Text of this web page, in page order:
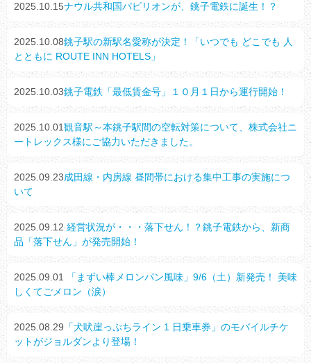
2025.10.15ナウル共和国パビリオンが、銚子電鉄に誕生！？
2025.10.08銚子駅の新駅名愛称が決定！「いつでも どこでも 人
とともに ROUTE INN HOTELS」
2025.10.03銚子電鉄「最低賃金号」１０月１日から運行開始！
2025.10.01観音駅～本銚子駅間の空転対策について、株式会社ニ
ートレックス様にご協力いただきました。
2025.09.23成田線・内房線 昼間帯における集中工事の実施につ
いて
2025.09.12 経営状況が・・・落下せん！？銚子電鉄から、新商
品「落下せん」が発売開始！
2025.09.01 「まずい棒メロンパン風味」9/6（土）新発売！ 美味
しくてごメロン（涙）
2025.08.29 「犬吠崖っぷちライン 1 日乗車券」のモバイルチケ
ットがジョルダンより登場！